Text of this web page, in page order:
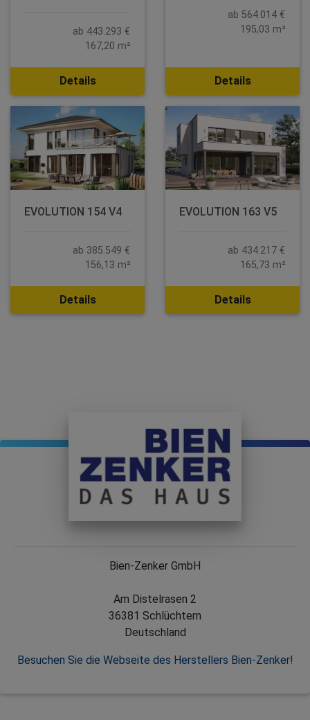
ab 443.293 €
167,20 m²
Details
ab 564.014 €
195,03 m²
Details
EVOLUTION 154 V4
ab 385.549 €
156,13 m²
Details
EVOLUTION 163 V5
ab 434.217 €
165,73 m²
Details
Bien-Zenker GmbH
Am Distelrasen 2
36381 Schlüchtern
Deutschland
Besuchen Sie die Webseite des Herstellers Bien-Zenker!